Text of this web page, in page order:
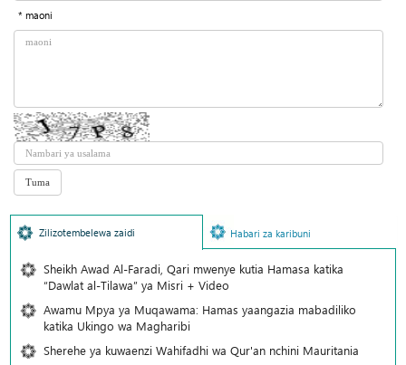
* maoni
Zilizotembelewa zaidi Habari za karibuni
Sheikh Awad Al-Faradi, Qari mwenye kutia Hamasa katika
“Dawlat al-Tilawa” ya Misri + Video
Awamu Mpya ya Muqawama: Hamas yaangazia mabadiliko
katika Ukingo wa Magharibi
Sherehe ya kuwaenzi Wahifadhi wa Qur'an nchini Mauritania